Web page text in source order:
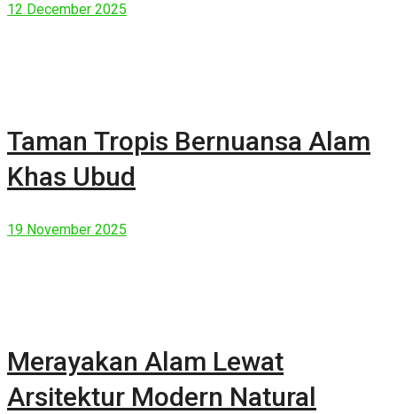
12 December 2025
Taman Tropis Bernuansa Alam
Khas Ubud
19 November 2025
Merayakan Alam Lewat
Arsitektur Modern Natural